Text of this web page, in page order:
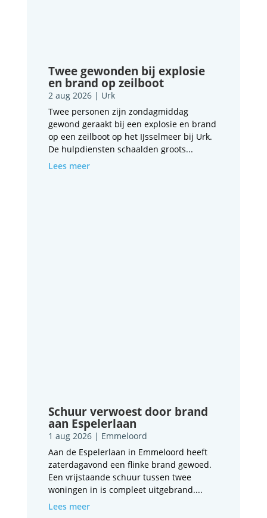
Twee gewonden bij explosie
en brand op zeilboot
2 aug 2026| Urk
Twee personen zijn zondagmiddag
gewond geraakt bij een explosie en brand
op een zeilboot op het IJsselmeer bij Urk.
De hulpdiensten schaalden groots...
Lees meer
Schuur verwoest door brand
aan Espelerlaan
1 aug 2026| Emmeloord
Aan de Espelerlaan in Emmeloord heeft
zaterdagavond een flinke brand gewoed.
Een vrijstaande schuur tussen twee
woningen in is compleet uitgebrand....
Lees meer